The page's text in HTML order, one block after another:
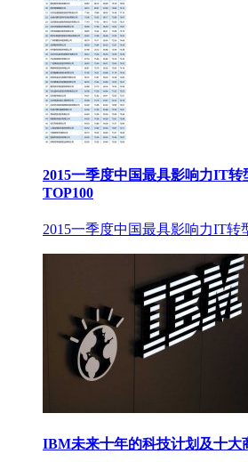
2015一季度中国最具影响力IT转
TOP100
2015一季度中国最具影响力IT转
IBM未来十年的科技计划及十大